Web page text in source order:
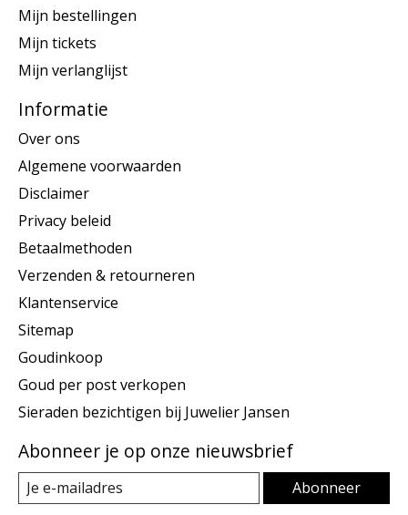
Mijn bestellingen
Mijn tickets
Mijn verlanglijst
Informatie
Over ons
Algemene voorwaarden
Disclaimer
Privacy beleid
Betaalmethoden
Verzenden & retourneren
Klantenservice
Sitemap
Goudinkoop
Goud per post verkopen
Sieraden bezichtigen bij Juwelier Jansen
Abonneer je op onze nieuwsbrief
Abonneer